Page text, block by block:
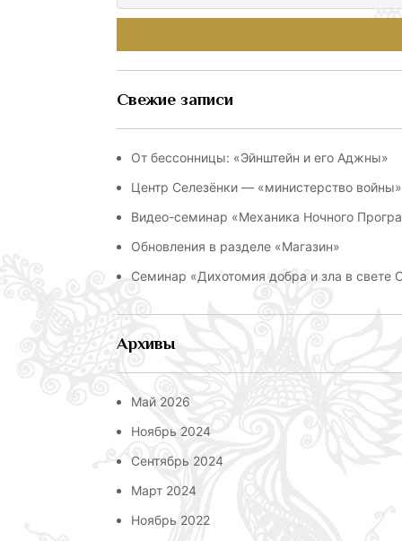
Свежие записи
От бессонницы: «Эйнштейн и его Аджны»
Центр Селезёнки — «министерство
Видео-семинар «Механика Ночного
Обновления в разделе «Магазин»
Семинар «Дихотомия добра и зла в свете
Архивы
Май 2026
Ноябрь 2024
Сентябрь 2024
Март 2024
Ноябрь 2022